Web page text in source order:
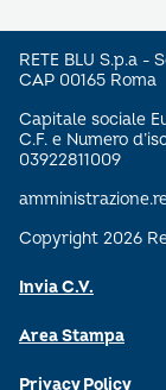
RETE BLU S.p.a -
CAP 00165 Roma
Capitale sociale
C.F. e Numero
03922811009
Copyright 2026
Invia C.V.
Area Stampa
Privacy Policy